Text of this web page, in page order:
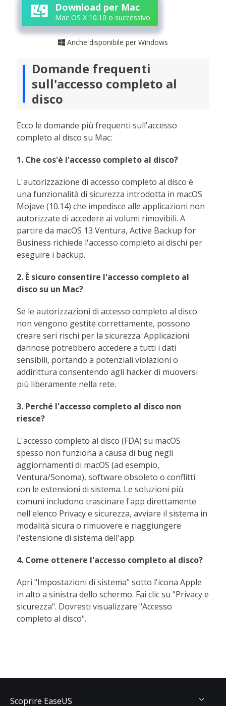
Download per Mac
Mac OS X 10.10 o successivo
 Anche disponibile per Windows
Domande frequenti
sull'accesso completo al
disco
Ecco le domande più frequenti sull'accesso
completo al disco su Mac:
1. Che cos'è l'accesso completo al disco?
L'autorizzazione di accesso completo al disco è
una funzionalità di sicurezza introdotta in macOS
Mojave (10.14) che impedisce alle applicazioni non
autorizzate di accedere ai volumi rimovibili. A
partire da macOS 13 Ventura, Active Backup for
Business richiede l'accesso completo ai dischi per
eseguire i backup.
2. È sicuro consentire l'accesso completo al
disco su un Mac?
Se le autorizzazioni di accesso completo al disco
non vengono gestite correttamente, possono
creare seri rischi per la sicurezza. Applicazioni
dannose potrebbero accedere a tutti i dati
sensibili, portando a potenziali violazioni o
addirittura consentendo agli hacker di muoversi
più liberamente nella rete.
3. Perché l'accesso completo al disco non
riesce?
L'accesso completo al disco (FDA) su macOS
spesso non funziona a causa di bug negli
aggiornamenti di macOS (ad esempio,
Ventura/Sonoma), software obsoleto o conflitti
con le estensioni di sistema. Le soluzioni più
comuni includono trascinare l'app direttamente
nell'elenco Privacy e sicurezza, avviare il sistema in
modalità sicura o rimuovere e riaggiungere
l'estensione di sistema dell'app.
4. Come ottenere l'accesso completo al disco?
Apri "Impostazioni di sistema" sotto l'icona Apple
in alto a sinistra dello schermo. Fai clic su "Privacy e
sicurezza". Dovresti visualizzare "Accesso
completo al disco".
Scoprire EaseUS